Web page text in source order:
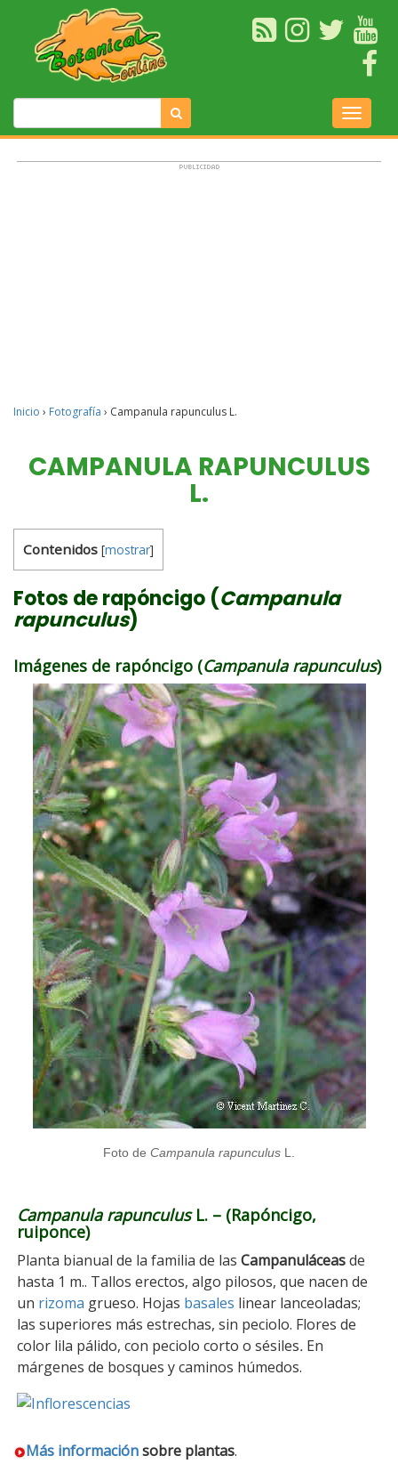
Inicio › Fotografía › Campanula rapunculus L.
CAMPANULA RAPUNCULUS
L.
Contenidos [mostrar]
Fotos de rapóncigo (Campanula
rapunculus)
Imágenes de rapóncigo (Campanula rapunculus)
Foto de Campanula rapunculus L.
Campanula rapunculusL. – (Rapóncigo,
ruiponce)
Planta bianual de la familia de las Campanuláceasde
hasta 1 m.. Tallos erectos, algo pilosos, que nacen de
un rizoma grueso. Hojas basales linear lanceoladas;
las superiores más estrechas, sin peciolo. Flores de
color lila pálido, con peciolo corto o sésiles. En
márgenes de bosques y caminos húmedos.
Más informaciónsobre plantas.